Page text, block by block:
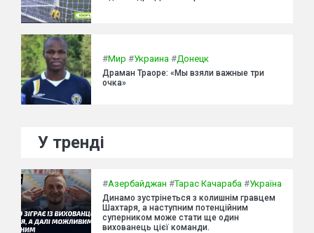
#Мир #Украина #Донецк
Драман Траоре: «Мы взяли важные три
очка»
У тренді
#Азербайджан #Тарас Качараба #Україна
Динамо зустрінеться з колишнім гравцем
Шахтаря, а наступним потенційним
суперником може стати ще один
вихованець цієї команди.